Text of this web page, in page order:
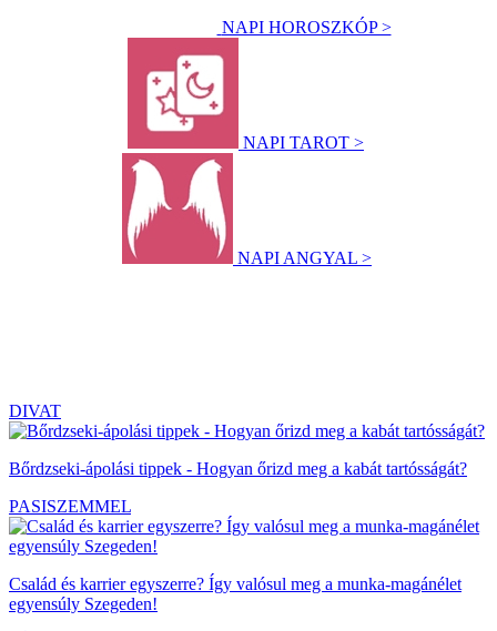
NAPI HOROSZKÓP >
NAPI TAROT >
NAPI ANGYAL >
DIVAT
Bőrdzseki-ápolási tippek - Hogyan őrizd meg a kabát tartósságát?
PASISZEMMEL
Család és karrier egyszerre? Így valósul meg a munka-magánélet
egyensúly Szegeden!